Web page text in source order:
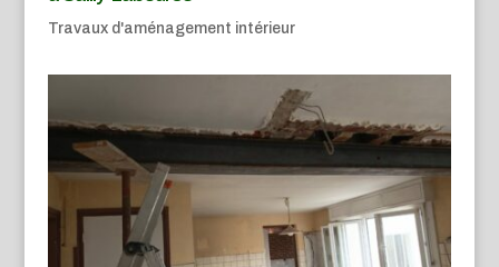
Travaux d'aménagement intérieur